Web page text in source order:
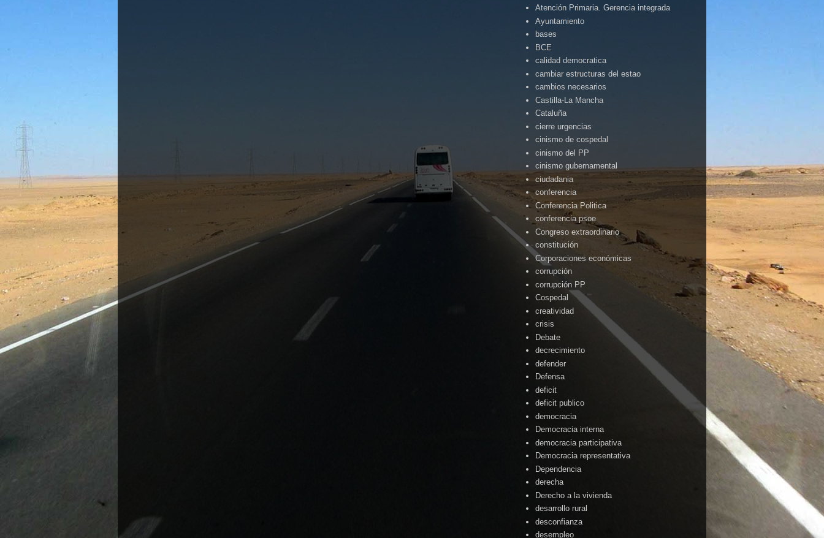
Atención Primaria. Gerencia integrada
Ayuntamiento
bases
BCE
calidad democratica
cambiar estructuras del estao
cambios necesarios
Castilla-La Mancha
Cataluña
cierre urgencias
cinismo de cospedal
cinismo del PP
cinismo gubernamental
ciudadania
conferencia
Conferencia Politica
conferencia psoe
Congreso extraordinario
constitución
Corporaciones económicas
corrupción
corrupción PP
Cospedal
creatividad
crisis
Debate
decrecimiento
defender
Defensa
deficit
deficit publico
democracia
Democracia interna
democracia participativa
Democracia representativa
Dependencia
derecha
Derecho a la vivienda
desarrollo rural
desconfianza
desempleo